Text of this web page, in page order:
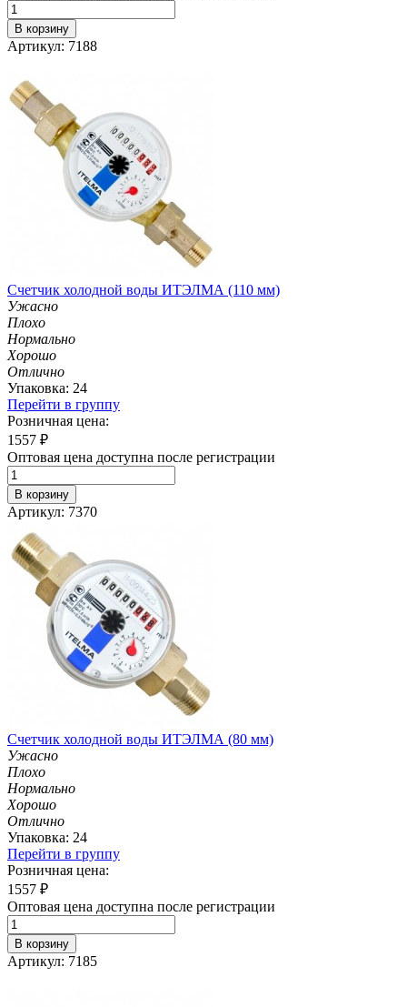
В корзину
Артикул: 7188
Счетчик холодной воды ИТЭЛМА (110 мм)
Ужасно
Плохо
Нормально
Хорошо
Отлично
Упаковка: 24
Перейти в группу
Розничная цена:
1557 ₽
Оптовая цена доступна после регистрации
В корзину
Артикул: 7370
Счетчик холодной воды ИТЭЛМА (80 мм)
Ужасно
Плохо
Нормально
Хорошо
Отлично
Упаковка: 24
Перейти в группу
Розничная цена:
1557 ₽
Оптовая цена доступна после регистрации
В корзину
Артикул: 7185